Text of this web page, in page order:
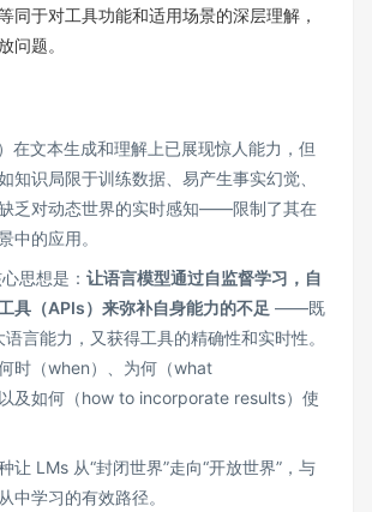
同于对工具功能和适用场景的深层理解，
问题。
在文本生成和理解上已展现惊人能力，但
识局限于训练数据、易产生事实幻觉、
乏对动态世界的实时感知——限制了其在
中的应用。
思想是： 让语言模型通过自监督学习，自
具（APIs）来弥补自身能力的不足 ——既
言能力，又获得工具的精确性和实时性。
时（when）、为何（what
及如何（how to incorporate results）使
让 LMs 从“封闭世界”走向“开放世界”，与
中学习的有效路径。